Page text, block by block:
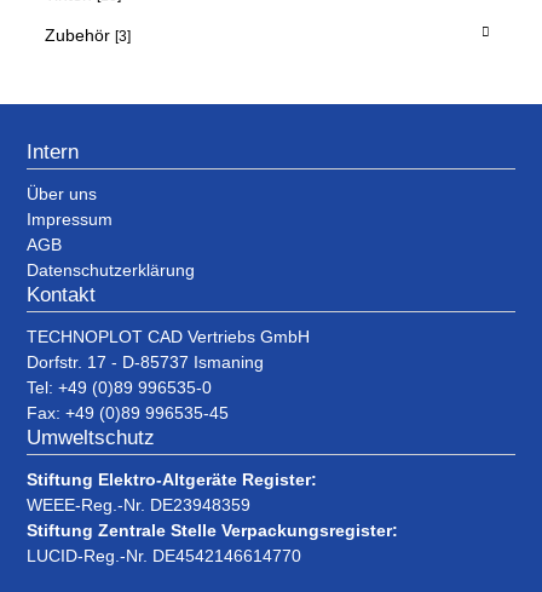
Zubehör [3]
Intern
Über uns
Impressum
AGB
Datenschutzerklärung
Kontakt
TECHNOPLOT CAD Vertriebs GmbH
Dorfstr. 17 - D-85737 Ismaning
Tel: +49 (0)89 996535-0
Fax: +49 (0)89 996535-45
Umweltschutz
Stiftung Elektro-Altgeräte Register:
WEEE-Reg.-Nr. DE23948359
Stiftung Zentrale Stelle Verpackungsregister:
LUCID-Reg.-Nr. DE4542146614770